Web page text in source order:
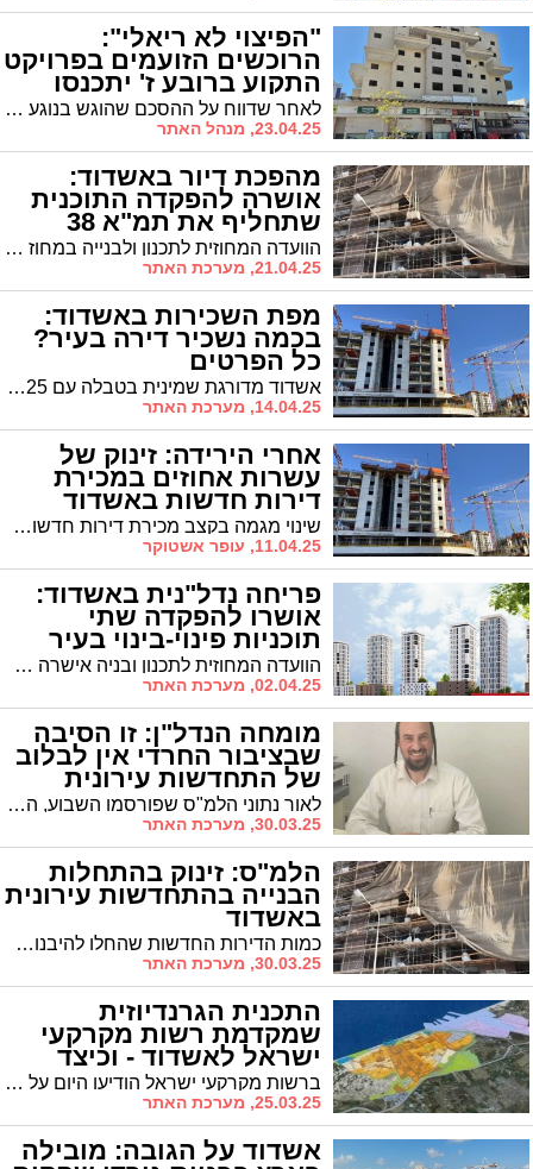
"הפיצוי לא ריאלי":
הרוכשים הזועמים בפרויקט
התקוע ברובע ז' יתכנסו
לאחר שדווח על ההסכם שהוגש בנוגע לפרוייקט התקוע ברח' יהודה הנשיא בלב רובע ז' באשדוד, הודיעו הרוכשים המתנגדים על אסיפה שתתקיים בעוד כשבוע וחצי שבה יבחנו את צעדיהם.
23.04.25, מנהל האתר
מהפכת דיור באשדוד:
אושרה להפקדה התוכנית
שתחליף את תמ"א 38
הוועדה המחוזית לתכנון ולבנייה במחוז דרום אישרה היום להפקדה תוכנית מקיפה להתחדשות בניינית באשדוד, המבטיחה פוטנציאל של כ-7,400 יחידות דיור חדשות בעיר. התוכנית, שמקודמת על ידי עיריית אשדוד והרשות להתחדשות עירונית, נועדה להחליף את תמ"א 38 באופן שיתאים את עקרונותיה למאפיינים הייחודיים של העיר
21.04.25, מערכת האתר
מפת השכירות באשדוד:
בכמה נשכיר דירה בעיר?
כל הפרטים
אשדוד מדורגת שמינית בטבלה עם 4,325 שקלים. אחרי אשדוד אשקלון עם 3,642 שקלים, חיפה עם 3,558 שקלים ובאר שבע עם 2,982 שקלים
14.04.25, מערכת האתר
אחרי הירידה: זינוק של
עשרות אחוזים במכירת
דירות חדשות באשדוד
שינוי מגמה בקצב מכירת דירות חדשות באשדוד - אחרי חודשים בהם הייתה ירידה, נתוני הלשכה המרכזית לסטטיסטיקה מצביעים על זינוק של עשרות אחוזים במכירת דירות חדשות. בנתוני מכירת דירות יד שניה העליה מתונה הרבה יותר
11.04.25, עופר אשטוקר
פריחה נדל"נית באשדוד:
אושרו להפקדה שתי
תוכניות פינוי-בינוי בעיר
הוועדה המחוזית לתכנון ובניה אישרה אתמול להפקדה שתי תכניות פינוי-בינוי משמעותיות ברובע א' באשדוד, שיובילו להתחדשות מקיפה של השכונה הוותיקה. התכניות, שגובשו על ידי חברת אביסרור, צפויות להחליף 258 יחידות דיור ישנות ומסוכנות בשני מתחמים עיקריים – הרצל והנשיא
02.04.25, מערכת האתר
מומחה הנדל"ן: זו הסיבה
שבציבור החרדי אין לבלוב
של התחדשות עירונית
לאור נתוני הלמ"ס שפורסמו השבוע, המצביעים על זינוק של 29% בהתחלות הבנייה בהתחדשות עירונית באשדוד ב-2024, מזהה מומחה הנדל"ן יוסי פישר מגמה הפוכה בשוק הנדל"ן החרדי. דבריו, המשבר נובע ממספר גורמים מרכזיים המעכבים פרויקטים המיועדים לציבור החרדי
30.03.25, מערכת האתר
הלמ"ס: זינוק בהתחלות
הבנייה בהתחדשות עירונית
באשדוד
כמות הדירות החדשות שהחלו להיבנות בהתחדשות עירונית בעיר אשדוד זינקה ב-29% בשנת 2024 לעומת 2023. בעיר החלו להיבנות במסגרת זו 779 יח"ד, בעיקר בפרויקטי פינוי בינוי ותמ"א 38, לעומת 605 יח"ד שהחלו להיבנות בהתחדשות עירונית בעיר בשנת 2023
30.03.25, מערכת האתר
התכנית הגרנדיוזית
שמקדמת רשות מקרקעי
ישראל לאשדוד - וכיצד
מגיבים בעיריה? ברשות מקרקעי ישראל הודיעו היום על קידום תכנית שלד לתוספת של 90 אלף יח"ד דיור בצפון מזרח אשדוד - זאת במקביל לתכנית המקודמת לפינוי מפעל אלתא מרובע ג' בעיר. מדובר בתוספת של מאות אלפי תושבים לעיר, כך על פי התכנון. אלא שבעיריית אשדוד לא מכירים התכנון המדובר והוא לא נעשה בשיתוף גורמי העירייה
25.03.25, מערכת האתר
אשדוד על הגובה: מובילה